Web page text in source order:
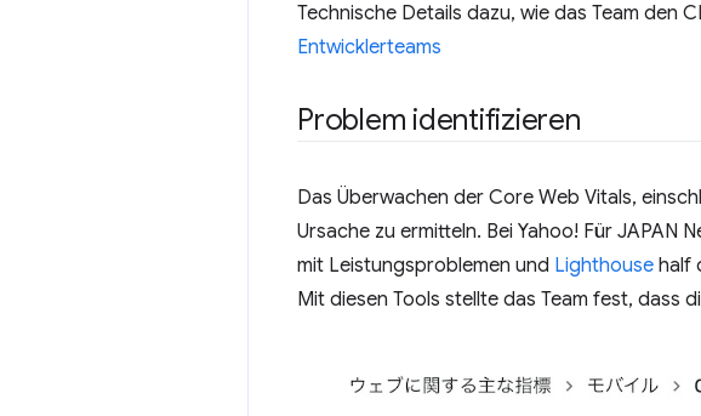
Technische Details dazu, wie das Team den
Entwicklerteams
Problem identifizieren
Das Überwachen der Core Web Vitals,
Ursache zu ermitteln. Bei Yahoo! Für JAPAN
mit Leistungsproblemen und Lighthouse half
Mit diesen Tools stellte das Team fest, dass